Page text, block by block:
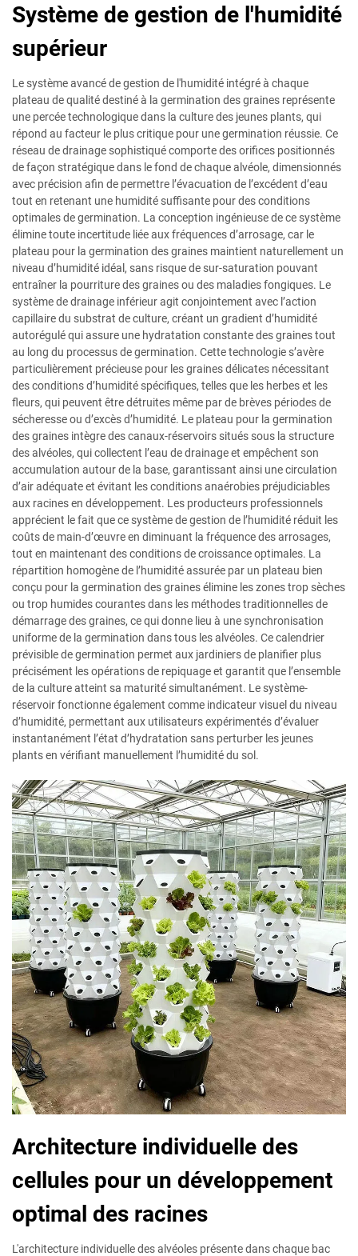
Système de gestion de l'humidité
supérieur
Le système avancé de gestion de l'humidité intégré à chaque
plateau de qualité destiné à la germination des graines représente
une percée technologique dans la culture des jeunes plants, qui
répond au facteur le plus critique pour une germination réussie. Ce
réseau de drainage sophistiqué comporte des orifices positionnés
de façon stratégique dans le fond de chaque alvéole, dimensionnés
avec précision afin de permettre l’évacuation de l’excédent d’eau
tout en retenant une humidité suffisante pour des conditions
optimales de germination. La conception ingénieuse de ce système
élimine toute incertitude liée aux fréquences d’arrosage, car le
plateau pour la germination des graines maintient naturellement un
niveau d’humidité idéal, sans risque de sur-saturation pouvant
entraîner la pourriture des graines ou des maladies fongiques. Le
système de drainage inférieur agit conjointement avec l’action
capillaire du substrat de culture, créant un gradient d’humidité
autorégulé qui assure une hydratation constante des graines tout
au long du processus de germination. Cette technologie s’avère
particulièrement précieuse pour les graines délicates nécessitant
des conditions d’humidité spécifiques, telles que les herbes et les
fleurs, qui peuvent être détruites même par de brèves périodes de
sécheresse ou d’excès d’humidité. Le plateau pour la germination
des graines intègre des canaux-réservoirs situés sous la structure
des alvéoles, qui collectent l’eau de drainage et empêchent son
accumulation autour de la base, garantissant ainsi une circulation
d’air adéquate et évitant les conditions anaérobies préjudiciables
aux racines en développement. Les producteurs professionnels
apprécient le fait que ce système de gestion de l’humidité réduit les
coûts de main-d’œuvre en diminuant la fréquence des arrosages,
tout en maintenant des conditions de croissance optimales. La
répartition homogène de l’humidité assurée par un plateau bien
conçu pour la germination des graines élimine les zones trop sèches
ou trop humides courantes dans les méthodes traditionnelles de
démarrage des graines, ce qui donne lieu à une synchronisation
uniforme de la germination dans tous les alvéoles. Ce calendrier
prévisible de germination permet aux jardiniers de planifier plus
précisément les opérations de repiquage et garantit que l’ensemble
de la culture atteint sa maturité simultanément. Le système-
réservoir fonctionne également comme indicateur visuel du niveau
d’humidité, permettant aux utilisateurs expérimentés d’évaluer
instantanément l’état d’hydratation sans perturber les jeunes
plants en vérifiant manuellement l’humidité du sol.
Architecture individuelle des
cellules pour un développement
optimal des racines
L'architecture individuelle des alvéoles présente dans chaque bac